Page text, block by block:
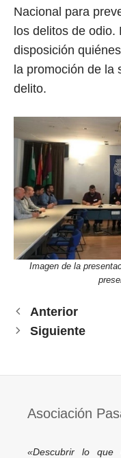
Nacional para
los delitos de odio.
disposición
la promoción de la
delito.
Imagen de la
Anterior
Siguiente
Asociación
«Descubrir lo que